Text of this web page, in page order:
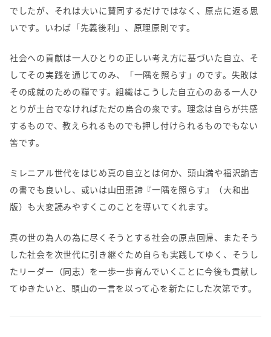
でしたが、それは大いに賛同するだけではなく、原点に返る思
いです。いわば「先義後利」、原理原則です。
社会への貢献は一人ひとりの正しい考え方に基づいた自立、そ
してその実践を通じてのみ、「一隅を照らす」のです。失敗は
その成就のための糧です。組織はこうした自立心のある一人ひ
とりが土台でなければただの烏合の衆です。理念は自らが共感
するもので、教えられるものでも押し付けられるものでもない
筈です。
ミレニアル世代をはじめ真の自立とは何か、頭山満や福沢諭吉
の書でも良いし、或いは山田恵諦『一隅を照らす』（大和出
版）も大変読みやすくこのことを導いてくれます。
真の世の為人の為に尽くそうとする社会の原点回帰、またそう
した社会を次世代に引き継ぐため自らも実践してゆく、そうし
たリーダー（同志）を一歩一歩育んでいくことに今後も貢献し
てゆきたいと、頭山の一言を以って心を新たにした次第です。